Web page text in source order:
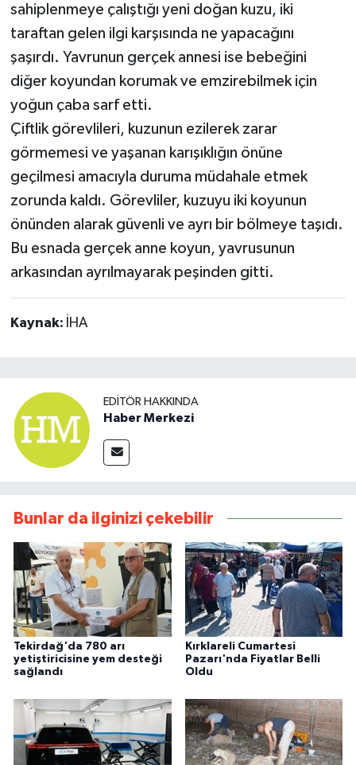
sahiplenmeye çalıştığı yeni doğan kuzu, iki
taraftan gelen ilgi karşısında ne yapacağını
şaşırdı. Yavrunun gerçek annesi ise bebeğini
diğer koyundan korumak ve emzirebilmek için
yoğun çaba sarf etti.
Çiftlik görevlileri, kuzunun ezilerek zarar
görmemesi ve yaşanan karışıklığın önüne
geçilmesi amacıyla duruma müdahale etmek
zorunda kaldı. Görevliler, kuzuyu iki koyunun
önünden alarak güvenli ve ayrı bir bölmeye taşıdı.
Bu esnada gerçek anne koyun, yavrusunun
arkasından ayrılmayarak peşinden gitti.
Kaynak: İHA
EDITÖR HAKKINDA
Haber Merkezi
Bunlar da ilginizi çekebilir
Tekirdağ'da 780 arı
yetiştiricisine yem desteği
sağlandı
Kırklareli Cumartesi
Pazarı'nda Fiyatlar Belli
Oldu